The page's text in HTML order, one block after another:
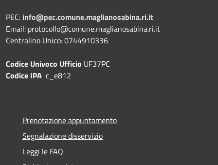
PEC: info@pec.comune.maglianosabina.ri.it
Email: protocollo@comune.maglianosabina.ri.it
Centralino Unico: 0744910336
Codice Univoco Ufficio UF37PC
Codice IPA c_e812
Prenotazione appuntamento
Segnalazione disservizio
Leggi le FAQ